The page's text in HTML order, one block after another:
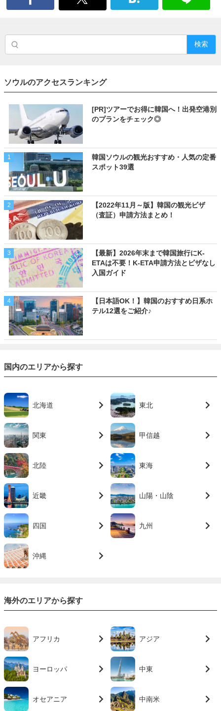
検索
ソウルのアクセスランキング
[PR]ツアーでお得に韓国へ！出発空港別
のプランをチェック◎
1
韓国ソウルの観光おすすめ・人気の定番
スポット39選
2
【2022年11月～版】韓国の観光ビザ
（査証）申請方法まとめ！
3
【最新】2026年末まで韓国旅行にK-
ETAは不要！K-ETA申請方法とビザなし
入国ガイド
4
【日本語OK！】韓国のおすすめ日系ホ
テル12選をご紹介♪
国内のエリアから探す
北海道 東北
関東 甲信越
北陸 東海
近畿 山陽・山陰
四国 九州
沖縄
海外のエリアから探す
アフリカ アジア
ヨーロッパ 中東
オセアニア 中南米